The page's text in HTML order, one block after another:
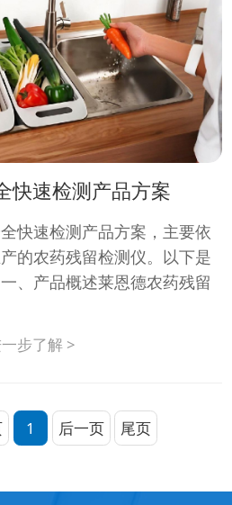
快速检测产品方案
快速检测产品方案，主要依
的农药残留检测仪。以下是
、产品概述莱恩德农药残留
步了解 >
1 后一页 尾页